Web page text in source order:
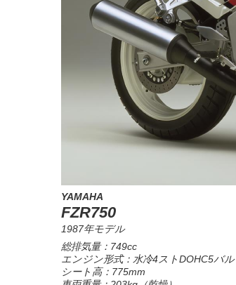
YAMAHA
FZR750
1987年モデル
総排気量：749cc
エンジン形式：水冷4ストDOHC5バ
シート高：775mm